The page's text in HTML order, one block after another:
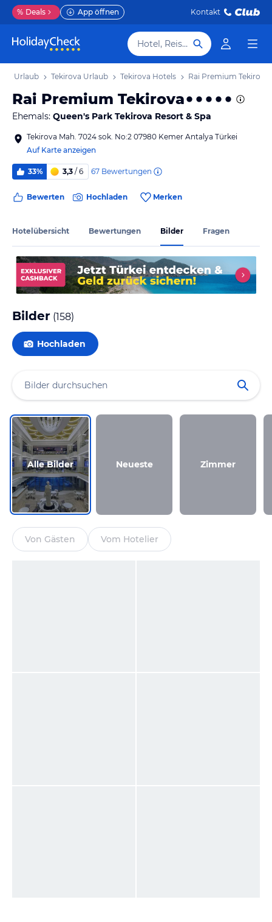
% Deals App öffnen Kontakt
Hotel, Reiseziel
Urlaub Tekirova Urlaub Tekirova Hotels Rai Premium Tekirova
Rai Premium Tekirova
Ehemals: Queen's Park Tekirova Resort & Spa
Tekirova Mah. 7024 sok. No:2 07980 Kemer Antalya Türkei
Auf Karte anzeigen
33% 3,3 / 6 67 Bewertungen
Bewerten Hochladen Merken
Hotelübersicht Bewertungen Bilder Fragen
Bilder (158)
Hochladen
Alle Bilder Neueste Zimmer
Von Gästen Vom Hotelier